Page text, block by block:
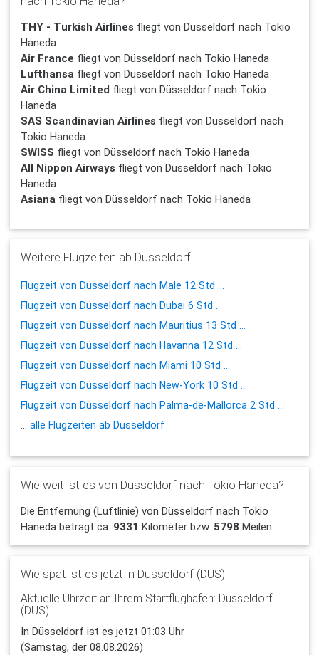
THY - Turkish Airlines fliegt von Düsseldorf nach Tokio
Haneda
Air France fliegt von Düsseldorf nach Tokio Haneda
Lufthansa fliegt von Düsseldorf nach Tokio Haneda
Air China Limited fliegt von Düsseldorf nach Tokio
Haneda
SAS Scandinavian Airlines fliegt von Düsseldorf nach
Tokio Haneda
SWISS fliegt von Düsseldorf nach Tokio Haneda
All Nippon Airways fliegt von Düsseldorf nach Tokio
Haneda
Asiana fliegt von Düsseldorf nach Tokio Haneda
Weitere Flugzeiten ab Düsseldorf
Flugzeit von Düsseldorf nach Male 12 Std ...
Flugzeit von Düsseldorf nach Dubai 6 Std ...
Flugzeit von Düsseldorf nach Mauritius 13 Std ...
Flugzeit von Düsseldorf nach Havanna 12 Std ...
Flugzeit von Düsseldorf nach Miami 10 Std ...
Flugzeit von Düsseldorf nach New-York 10 Std ...
Flugzeit von Düsseldorf nach Palma-de-Mallorca 2 Std ...
...alle Flugzeiten ab Düsseldorf
Wie weit ist es von Düsseldorf nach Tokio Haneda?
Die Entfernung (Luftlinie) von Düsseldorf nach Tokio
Haneda beträgt ca. 9331 Kilometer bzw. 5798 Meilen
Wie spät ist es jetzt in Düsseldorf (DUS)
Aktuelle Uhrzeit an Ihrem Startflughafen: Düsseldorf
(DUS)
In Düsseldorf ist es jetzt 01:03 Uhr
(Samstag, der 08.08.2026)